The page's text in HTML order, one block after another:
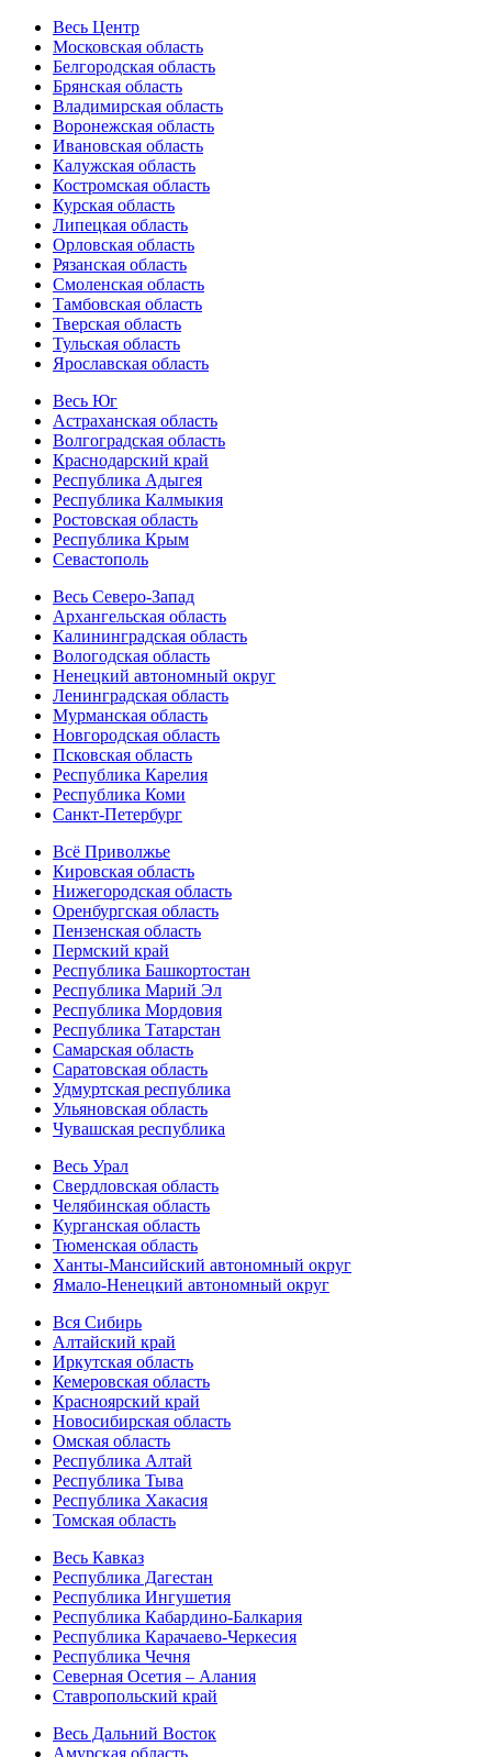
Весь Центр
Московская область
Белгородская область
Брянская область
Владимирская область
Воронежская область
Ивановская область
Калужская область
Костромская область
Курская область
Липецкая область
Орловская область
Рязанская область
Смоленская область
Тамбовская область
Тверская область
Тульская область
Ярославская область
Весь Юг
Астраханская область
Волгоградская область
Краснодарский край
Республика Адыгея
Республика Калмыкия
Ростовская область
Республика Крым
Севастополь
Весь Северо-Запад
Архангельская область
Калининградская область
Вологодская область
Ненецкий автономный округ
Ленинградская область
Мурманская область
Новгородская область
Псковская область
Республика Карелия
Республика Коми
Санкт-Петербург
Всё Приволжье
Кировская область
Нижегородская область
Оренбургская область
Пензенская область
Пермский край
Республика Башкортостан
Республика Марий Эл
Республика Мордовия
Республика Татарстан
Самарская область
Саратовская область
Удмуртская республика
Ульяновская область
Чувашская республика
Весь Урал
Свердловская область
Челябинская область
Курганская область
Тюменская область
Ханты-Мансийский автономный округ
Ямало-Ненецкий автономный округ
Вся Сибирь
Алтайский край
Иркутская область
Кемеровская область
Красноярский край
Новосибирская область
Омская область
Республика Алтай
Республика Тыва
Республика Хакасия
Томская область
Весь Кавказ
Республика Дагестан
Республика Ингушетия
Республика Кабардино-Балкария
Республика Карачаево-Черкесия
Республика Чечня
Северная Осетия – Алания
Ставропольский край
Весь Дальний Восток
Амурская область